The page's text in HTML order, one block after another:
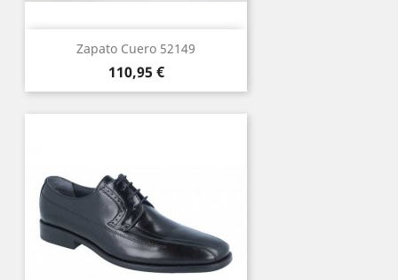
Zapato Cuero 52149
Precio
110,95 €